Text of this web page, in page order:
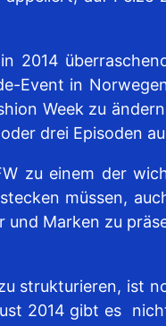
2014
Event in
Week zu
drei Episoden
zu einem der
müssen,
Marken zu
strukturieren, ist
2014 gibt es